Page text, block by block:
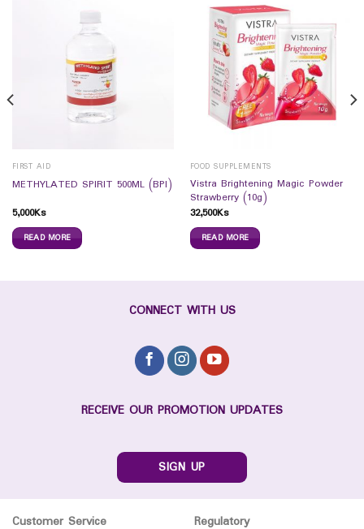
FIRST AID
METHYLATED SPIRIT 500ML (BPI)
5,000Ks
READ MORE
FOOD SUPPLEMENTS
Vistra Brightening Magic Powder
Strawberry (10g)
32,500Ks
READ MORE
CONNECT WITH US
RECEIVE OUR PROMOTION UPDATES
SIGN UP
Customer Service
Regulatory